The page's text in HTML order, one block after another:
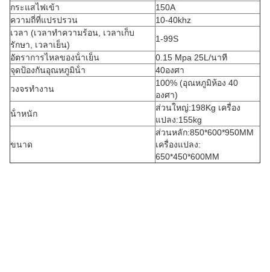
กระแสไฟเข้า
150A
ความถี่ที่แปรปรวน
10-40khz
เวลา (เวลาทําความร้อน, เวลาเก็บ
รักษา, เวลาเย็น)
1-99S
อัตราการไหลของน้ําเย็น
0.15 Mpa 25L/นาที
จุดป้องกันอุณหภูมิน้ํา
40องศา
วงจรทํางาน
100% (อุณหภูมิห้อง 40
องศา)
น้ําหนัก
ส่วนใหญ่:198Kg เครื่อง
แปลง:155kg
ขนาด
ส่วนหลัก:850*600*950MM
เครื่องแปลง:
650*450*600MM